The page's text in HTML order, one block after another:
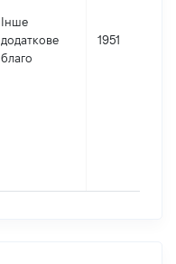
Інше
додаткове
благо
1951